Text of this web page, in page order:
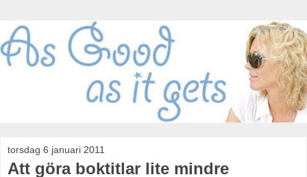
torsdag 6 januari 2011
Att göra boktitlar lite mindre